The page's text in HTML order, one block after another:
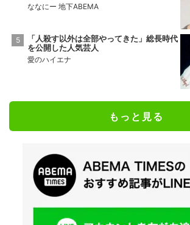
ななにー 地下ABEMA
「人殺す以外は全部やってきた」総長時代
を公開した人気芸人
愛のハイエナ
もっと見る